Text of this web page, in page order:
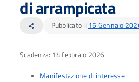
di arrampicata
share Pubblicato il 15 Gennaio
Scadenza: 14 febbraio 2026
Manifestazione di interesse